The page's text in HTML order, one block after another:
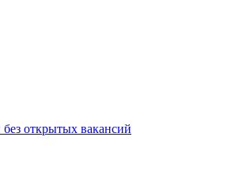
открытых вакансий